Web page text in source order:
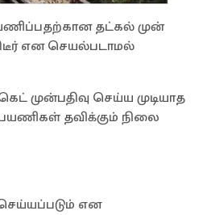
தட்கல் முன்
என செயல்படாமல்
முன்பதிவு செய்ய முடியாத
தவிக்கும் நிலை
என